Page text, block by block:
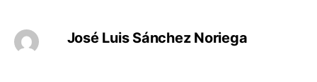
José Luis Sánchez Noriega